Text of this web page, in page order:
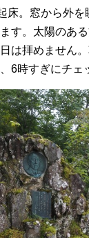
床。窓から外
す。太陽のあ
は拝めません
6時すぎにチェ